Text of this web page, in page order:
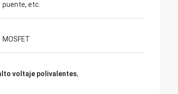
puente, etc.
MOSFET
voltaje polivalentes,